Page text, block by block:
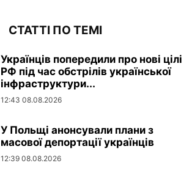
СТАТТІ ПО ТЕМІ
Українців попередили про нові цілі
РФ під час обстрілів української
інфраструктури...
12:43 08.08.2026
У Польщі анонсували плани з
масової депортації українців
12:39 08.08.2026